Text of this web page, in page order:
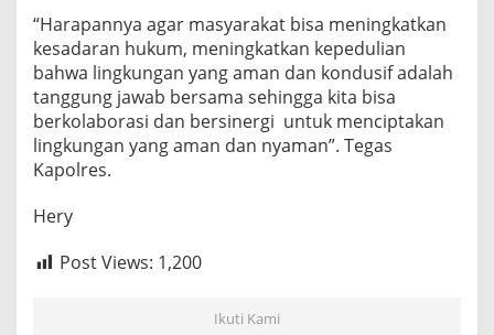
e
s
K
t
a
m
“Harapannya agar masyarakat bisa meningkatkan
kesadaran hukum, meningkatkan kepedulian
bahwa lingkungan yang aman dan kondusif adalah
tanggung jawab bersama sehingga kita bisa
berkolaborasi dan bersinergi untuk menciptakan
lingkungan yang aman dan nyaman”. Tegas
Kapolres.
Hery
Post Views: 1,200
Ikuti Kami